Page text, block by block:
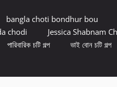
bangla choti bondhur bou
chodi
Jessica Shabnam
পারিবারিক চটি গল্প ভাই বোন চটি গল্প